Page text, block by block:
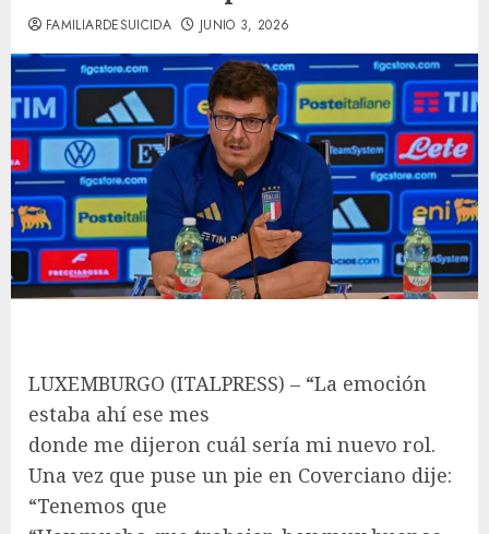
FAMILIARDESUICIDA JUNIO 3, 2026
LUXEMBURGO (ITALPRESS) – “La emoción
estaba ahí ese mes
donde me dijeron cuál sería mi nuevo rol.
Una vez que puse un pie en Coverciano dije:
“Tenemos que